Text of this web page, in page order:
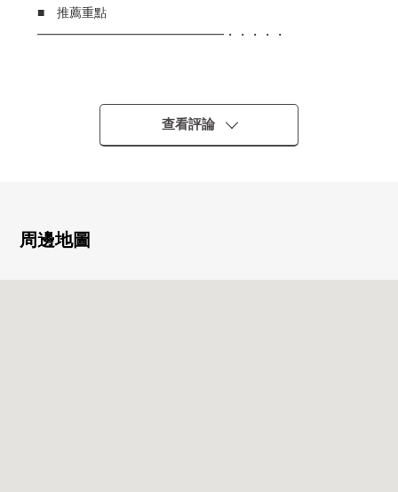
■ 推薦重點
━━━━━━━━━━━━━━━・・・・・
分鐘的位置
○ 總用地面積約2萬平米超257戶總戶數
查看評論
周邊地圖